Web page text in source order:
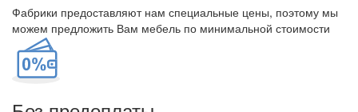
Фабрики предоставляют нам специальные цены, поэтому мы
можем предложить Вам мебель по минимальной стоимости